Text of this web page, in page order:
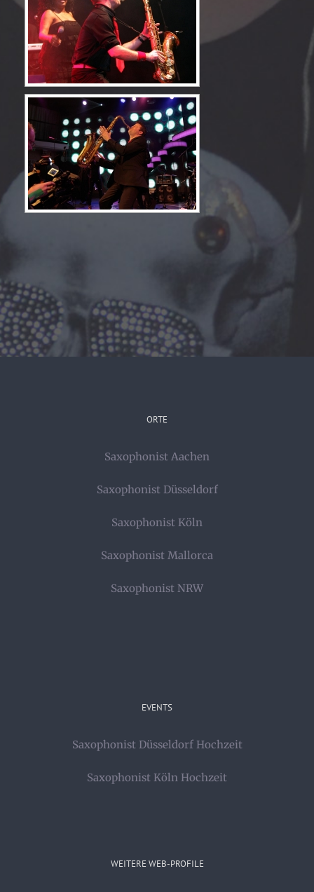
ORTE
Saxophonist Aachen
Saxophonist Düsseldorf
Saxophonist Köln
Saxophonist Mallorca
Saxophonist NRW
EVENTS
Saxophonist Düsseldorf Hochzeit
Saxophonist Köln Hochzeit
WEITERE WEB-PROFILE